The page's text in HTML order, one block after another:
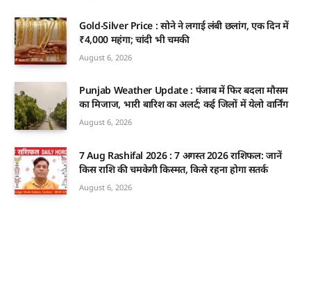
Gold-Silver Price : सोने ने लगाई लंबी छलांग, एक दिन में
₹4,000 महंगा; चांदी भी चमकी
August 6, 2026
Punjab Weather Update : पंजाब में फिर बदला मौसम
का मिजाज, भारी बारिश का अलर्ट; कई जिलों में येलो वार्निंग
August 6, 2026
7 Aug Rashifal 2026 : 7 अगस्त 2026 राशिफल: जानें
किस राशि की चमकेगी किस्मत, किसे रहना होगा सतर्क
August 6, 2026